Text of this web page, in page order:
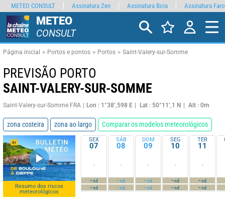
METEO
CONSULT
Página inicial Portos e pontos Portos Saint-Valery-sur-Somme
PREVISÃO PORTO
SAINT-VALERY-SUR-SOMME
Saint-Valery-sur-Somme FRA Lon : 1°38’,598 E Lat : 50°11’,1 N Alt : 0m
zona costeira zona ao largo Comparar os modelos meteorológicos
Resumo dos riscos
meteorológicos
SEX
07
-
-nd
-nd
SÁB
08
-
-nd
-nd
DOM
09
-
-nd
-nd
SEG
10
-
-nd
-nd
TER
11
-
-nd
-nd
METEO CONSULT Assinatura Zen Assinatura Boia Assinatura